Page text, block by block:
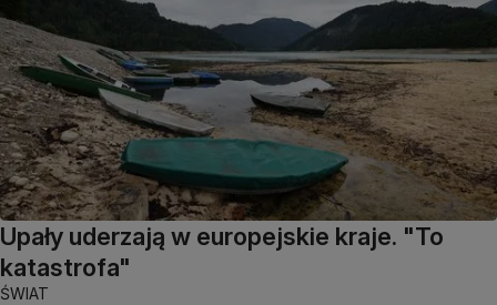
Upały uderzają w europejskie kraje. "To
katastrofa"
ŚWIAT